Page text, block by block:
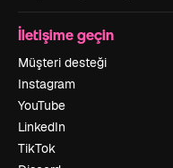
İletişime geçin
Müşteri desteği
Instagram
YouTube
LinkedIn
TikTok